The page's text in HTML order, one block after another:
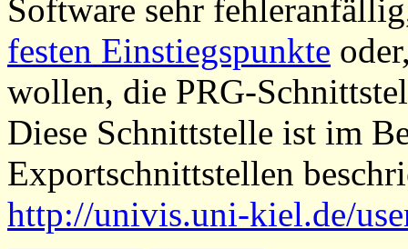
Software sehr
festen Einstiegspunkte
wollen, die PRG-
Diese Schnittstelle ist im
Exportschnittstellen
http://univis.uni-kiel.de/